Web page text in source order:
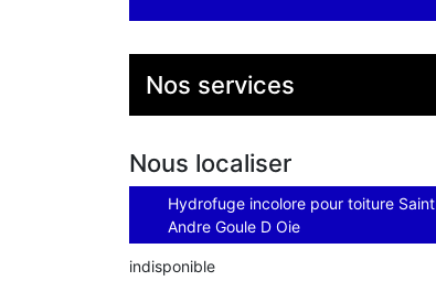
Nos services
Nous localiser
Hydrofuge incolore pour toiture Saint
Andre Goule D Oie
indisponible